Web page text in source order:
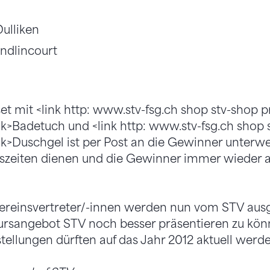
mit <link http: www.stv-fsg.ch shop stv-shop
und <link http: www.stv-fsg.ch shop
ist per Post an die Gewinner
dienen und die Gewinner immer wieder
innen werden nun vom STV
STV noch besser präsentieren zu
dürften auf das Jahr 2012 aktuell